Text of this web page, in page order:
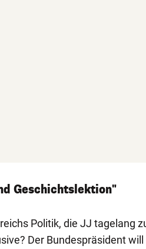
Geschichtslektion"
Politik, die JJ tagelang
Der Bundespräsident